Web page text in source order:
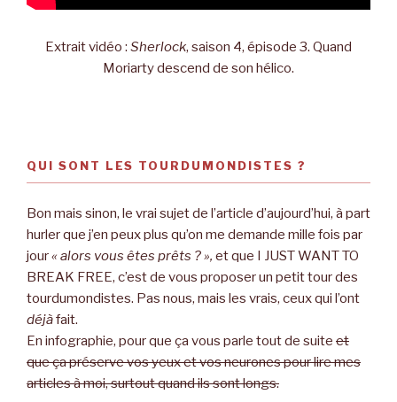
Extrait vidéo : Sherlock, saison 4, épisode 3. Quand
Moriarty descend de son hélico.
QUI SONT LES TOURDUMONDISTES ?
Bon mais sinon, le vrai sujet de l’article d’aujourd’hui, à part
hurler que j’en peux plus qu’on me demande mille fois par
jour« alors vous êtes prêts ? », et que I JUST WANT TO
BREAK FREE, c’est de vous proposer un petit tour des
tourdumondistes. Pas nous, mais les vrais, ceux qui l’ont
déjàfait.
En infographie, pour que ça vous parle tout de suite et
que ça préserve vos yeux et vos neurones pour lire mes
articles à moi, surtout quand ils sont longs.